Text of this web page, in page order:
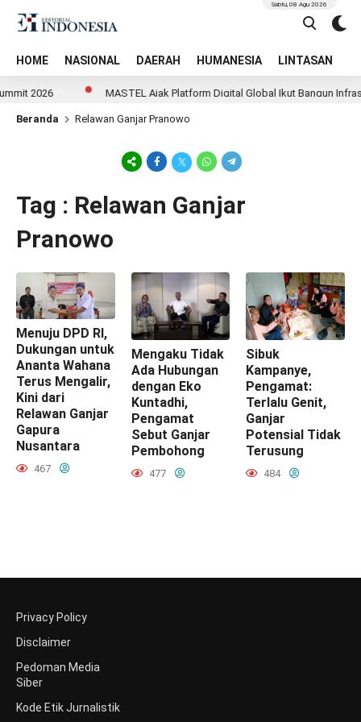
HOME NASIONAL DAERAH HUMANESIA LINTASAN
Sabtu, 08 Agu 2026
2026 MASTEL Ajak Platform Digital Global Ikut Bangun
Beranda Relawan Ganjar Pranowo
Tag : Relawan Ganjar
Pranowo
Menuju DPD RI,
Dukungan untuk
Ananta Wahana
Terus Mengalir,
Kini dari
Relawan Ganjar
Gapura
Nusantara
467
Mengaku Tidak
Ada Hubungan
dengan Eko
Kuntadhi,
Pengamat
Sebut Ganjar
Pembohong
477
Sibuk
Kampanye,
Pengamat:
Terlalu Genit,
Ganjar
Potensial Tidak
Terusung
484
Privacy Policy
Disclaimer
Pedoman Media
Siber
Kode Etik Jurnalistik